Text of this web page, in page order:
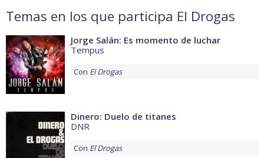
Temas en los que participa El Drogas
Jorge Salán: Es momento de luchar
Tempus
Con El Drogas
Dinero: Duelo de titanes
DNR
Con El Drogas